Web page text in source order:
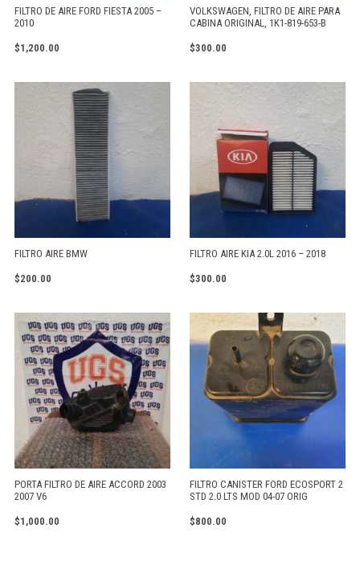
FILTRO DE AIRE FORD FIESTA 2005 –
2010
$1,200.00
VOLKSWAGEN, FILTRO DE AIRE PARA
CABINA ORIGINAL, 1K1-819-653-B
$300.00
FILTRO AIRE BMW
$200.00
FILTRO AIRE KIA 2.0L 2016 – 2018
$300.00
PORTA FILTRO DE AIRE ACCORD 2003
2007 V6
$1,000.00
FILTRO CANISTER FORD ECOSPORT 2
STD 2.0 LTS MOD 04-07 ORIG
$800.00